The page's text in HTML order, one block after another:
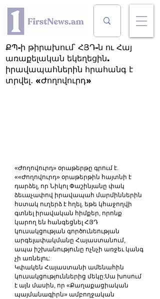
ՔՊ-ի թիրախում՝ ՀՅԴ-ն ու Հայ
առաքելական եկեղեցին.
իրավապահներին հրահանգ է
տրվել․ «Ժողովուրդ»
«Ժողովուրդ» օրաթերթը գրում է.
««Ժողովուրդ» օրաթերթին հայտնի է
դարձել, որ Նիկոլ Փաշինյանը փակ
ձեւաչափով իրավապահ մարմիններին
հստակ ուղերձ է հղել. եթե կհաջողվի
գտնել իրավական հիմքեր, որոնք
կարող են հանգեցնել ՀՅԴ
կուսակցության գործունեության
արգելափակմանը Հայաստանում,
ապա իշխանությունը ոչնչի առջեւ կանգ
չի առնելու:
Կփակեն Հայաստանի ամենահին
կուսակցություններից մեկը:Սա խոսում
է այն մասին, որ «Քաղաքացիական
պայմանագիրն» ամբողջական